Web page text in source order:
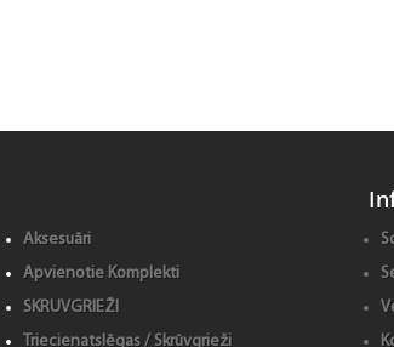
Aksesuāri
Apvienotie Komplekti
SKRUVGRIEŽI
Triecienatslēgas / Skrūvgrieži